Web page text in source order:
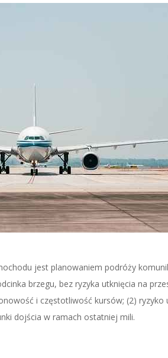
jest planowaniem podróży
brzegu, bez ryzyka utknięcia na
i częstotliwość kursów; (2) ryzyko
dojścia w ramach ostatniej mili.